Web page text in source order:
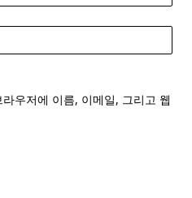
우저에 이름, 이메일, 그리고 웹